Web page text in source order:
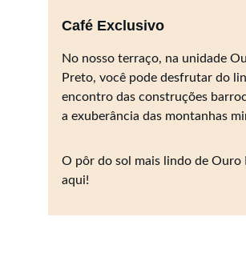
Café Exclusivo
No nosso terraço, na unidade
Preto, você pode desfrutar do
encontro das construções
a exuberância das montanhas
O pôr do sol mais lindo de Ouro
aqui!